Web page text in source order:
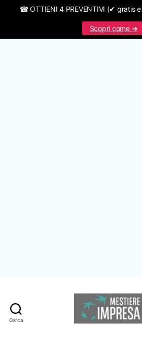
☎ OTTIENI 4 PREVENTIVI (✔ gratis
Scopri come ➜
Cerca